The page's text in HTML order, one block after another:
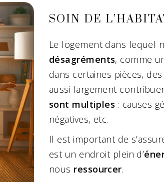
SOIN DE
Le logement dans lequel
désagréments, comme
dans certaines pièces, des
aussi largement
sont multiples : causes
négatives, etc.
Il est important de
est un endroit plein d’
nous ressourcer.